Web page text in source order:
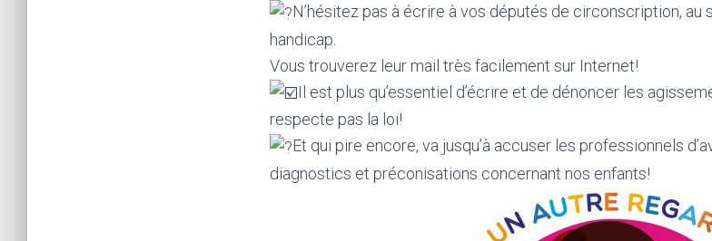
N’hésitez pas à écrire à vos députés de circonscription, au
handicap.
Vous trouverez leur mail très facilement sur Internet!
Il est plus qu’essentiel d’écrire et de dénoncer les
respecte pas la loi!
Et qui pire encore, va jusqu’à accuser les professionnels
diagnostics et préconisations concernant nos enfants!